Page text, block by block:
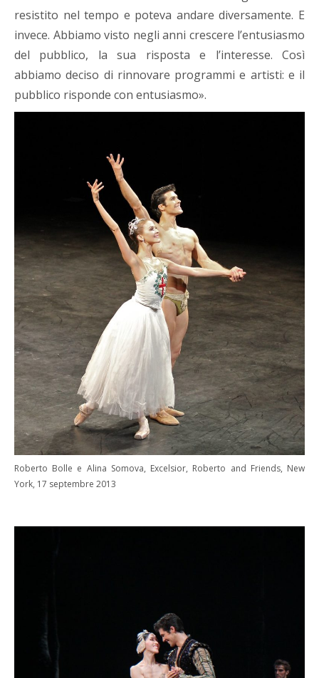
resistito nel tempo e poteva andare diversamente. E
invece. Abbiamo visto negli anni crescere l’entusiasmo
del pubblico, la sua risposta e l’interesse. Così
abbiamo deciso di rinnovare programmi e artisti: e il
pubblico risponde con entusiasmo».
Roberto Bolle e Alina Somova, Excelsior, Roberto and Friends, New
York, 17 septembre 2013